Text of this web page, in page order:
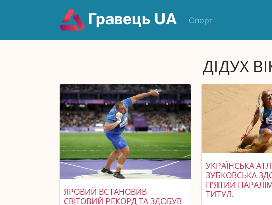
Гравець UA Спорт
ДІДУХ
ЯРОВИЙ ВСТАНОВИВ
СВІТОВИЙ РЕКОРД ТА ЗДОБУВ
УКРАЇНСЬКА
ЗУБКОВСЬКА
П'ЯТИЙ
ТИТУЛ.